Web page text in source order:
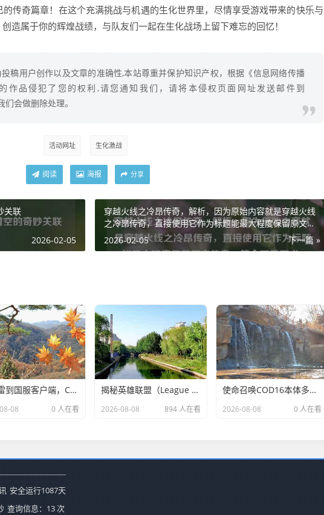
传奇篇章！在这个充满挑战与机遇的生化世界里，尽情享受游戏带来的快乐与
造属于你的辉煌战绩，与队友们一起在生化战场上留下难忘的回忆！
稿用户创作以及文章的准确性,本站尊重并保护知识产权，根据《信息网络传播
作品侵犯了您的权利,请您通知我们，请将本侵权页面网址发送邮件到
会做删除处理。
活动网址 生化激战
阅读 海报 分享
关联
2026-02-05
穿越火线之冷昂传奇，解析，因为原始内容就是穿越火线
之冷昂传奇，直接使用它作为标题能最大程度保留原文信
息，符合题目要求。
下一篇 »
2026-02-05
从迅雷到国服客户端，CSGO玩家的下载之路与生态之变-csgo客户端国服迅雷
08 0 人在看
揭秘英雄联盟（League of Legends，简称LOL）中那些令人讨厌的打野角色
2026-08-08 894 人在看
使命召唤COD16本体多少钱？2025年最新价格与购买建议-使命召唤cod16本体多少钱
2026-08-08 0 人在看
安全运行1087天
查询信息：13 次